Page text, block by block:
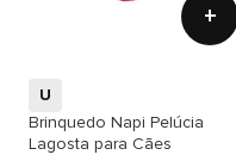
+
U
Brinquedo Napi Pelúcia
Lagosta para Cães